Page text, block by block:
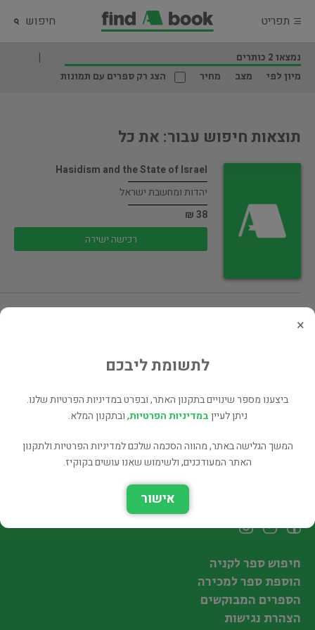
תפריט חיפוש
נמצאו 2 כותרים
מיון לפי
מצב מחיר הצג רק ספרים עם תמונות
תוצאות חיפוש עבור: את כל
Hasidism and the State of Israel
יהדות ומחשבת ישראל
38 ₪
רכישה ישירה
רכישה ישירה
×
לתשומת ליבכם
ביצענו מספר שינויים בתקנון האתר, ובפרט במדיניות הפרטיות שלנו.
ניתן לעייןבמדיניות הפרטיות, ובתקנון המלא.
המשך הגלישה באתר, מהווה הסכמה שלכם למדיניות הפרטיות ולתקנון
האתר המעודכנים, ולשימוש שאנו עושים בקוקיז.
אישור
חיפוש ספר לקניה
הוספת ספר למכירה
הספרים המבוקשים
הצהרת נגישות